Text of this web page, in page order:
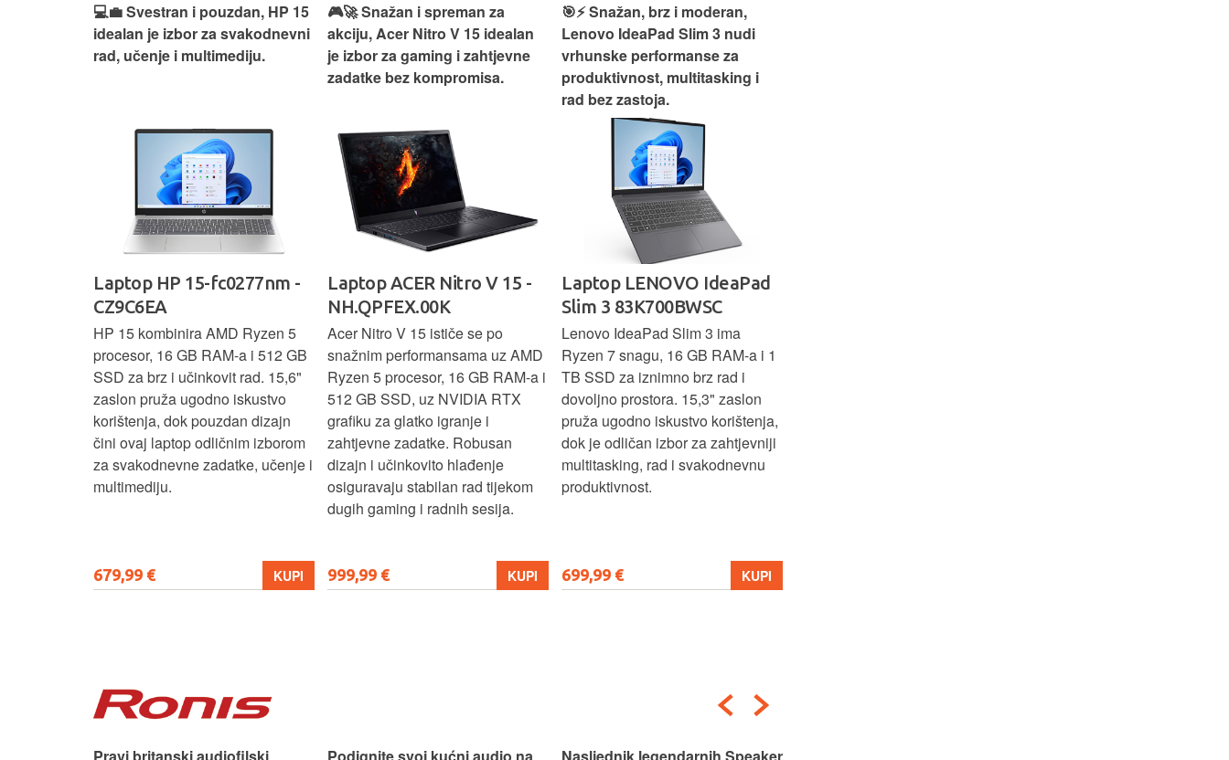
💻💼 Svestran i pouzdan, HP 15
idealan je izbor za svakodnevni
rad, učenje i multimediju.
Laptop HP 15-fc0277nm -
CZ9C6EA
HP 15 kombinira AMD Ryzen 5
procesor, 16 GB RAM-a i 512 GB
SSD za brz i učinkovit rad. 15,6"
zaslon pruža ugodno iskustvo
korištenja, dok pouzdan dizajn
čini ovaj laptop odličnim izborom
za svakodnevne zadatke, učenje i
multimediju.
679,99 € KUPI
🎮🚀 Snažan i spreman za
akciju, Acer Nitro V 15 idealan
je izbor za gaming i zahtjevne
zadatke bez kompromisa.
Laptop ACER Nitro V 15 -
NH.QPFEX.00K
Acer Nitro V 15 ističe se po
snažnim performansama uz AMD
Ryzen 5 procesor, 16 GB RAM-a i
512 GB SSD, uz NVIDIA RTX
grafiku za glatko igranje i
zahtjevne zadatke. Robusan
dizajn i učinkovito hlađenje
osiguravaju stabilan rad tijekom
dugih gaming i radnih sesija.
999,99 € KUPI
🎯⚡ Snažan, brz i moderan,
Lenovo IdeaPad Slim 3 nudi
vrhunske performanse za
produktivnost, multitasking i
rad bez zastoja.
Laptop LENOVO IdeaPad
Slim 3 83K700BWSC
Lenovo IdeaPad Slim 3 ima
Ryzen 7 snagu, 16 GB RAM-a i 1
TB SSD za iznimno brz rad i
dovoljno prostora. 15,3" zaslon
pruža ugodno iskustvo korištenja,
dok je odličan izbor za zahtjevniji
multitasking, rad i svakodnevnu
produktivnost.
699,99 € KUPI